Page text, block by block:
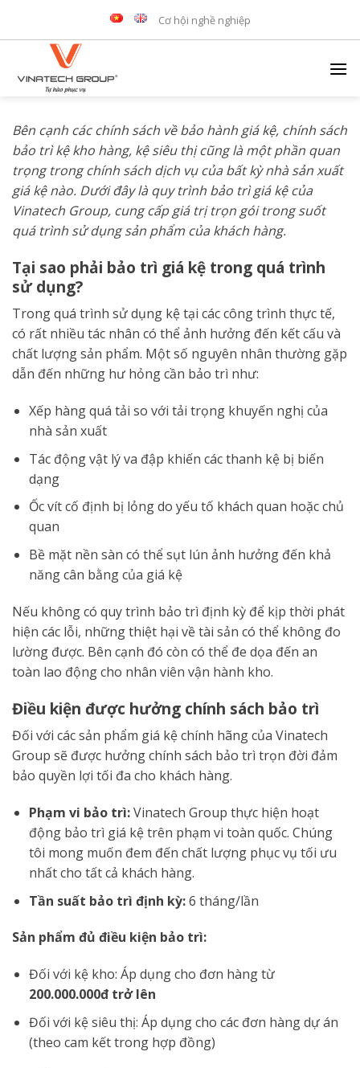
Cơ hội nghề nghiệp
Bên cạnh các chính sách về bảo hành giá kệ, chính sách
bảo trì kệ kho hàng, kệ siêu thị cũng là một phần quan
trọng trong chính sách dịch vụ của bất kỳ nhà sản xuất
giá kệ nào. Dưới đây là quy trình bảo trì giá kệ của
Vinatech Group, cung cấp giá trị trọn gói trong suốt
quá trình sử dụng sản phẩm của khách hàng.
Tại sao phải bảo trì giá kệ trong quá trình
sử dụng?
Trong quá trình sử dụng kệ tại các công trình thực tế,
có rất nhiều tác nhân có thể ảnh hưởng đến kết cấu và
chất lượng sản phẩm. Một số nguyên nhân thường gặp
dẫn đến những hư hỏng cần bảo trì như:
Xếp hàng quá tải so với tải trọng khuyến nghị của
nhà sản xuất
Tác động vật lý va đập khiến các thanh kệ bị biến
dạng
Ốc vít cố định bị lỏng do yếu tố khách quan hoặc chủ
quan
Bề mặt nền sàn có thể sụt lún ảnh hưởng đến khả
năng cân bằng của giá kệ
Nếu không có quy trình bảo trì định kỳ để kịp thời phát
hiện các lỗi, những thiệt hại về tài sản có thể không đo
lường được. Bên cạnh đó còn có thể đe dọa đến an
toàn lao động cho nhân viên vận hành kho.
Điều kiện được hưởng chính sách bảo trì
Đối với các sản phẩm giá kệ chính hãng của Vinatech
Group sẽ được hưởng chính sách bảo trì trọn đời đảm
bảo quyền lợi tối đa cho khách hàng.
Phạm vi bảo trì:Vinatech Group thực hiện hoạt
động bảo trì giá kệ trên phạm vi toàn quốc. Chúng
tôi mong muốn đem đến chất lượng phục vụ tối ưu
nhất cho tất cả khách hàng.
Tần suất bảo trì định kỳ:6 tháng/lần
Sản phẩm đủ điều kiện bảo trì:
Đối với kệ kho: Áp dụng cho đơn hàng từ
200.000.000đ trở lên
Đối với kệ siêu thị: Áp dụng cho các đơn hàng dự án
(theo cam kết trong hợp đồng)